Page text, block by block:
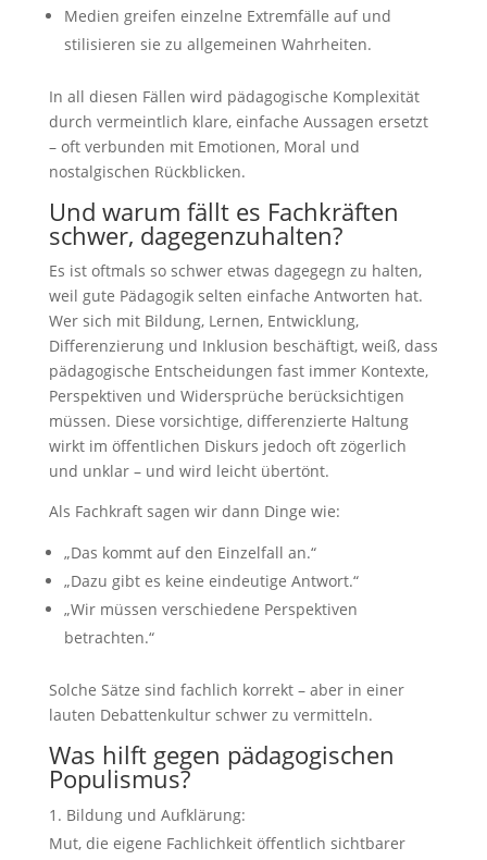
Medien greifen einzelne Extremfälle auf und
stilisieren sie zu allgemeinen Wahrheiten.
In all diesen Fällen wird pädagogische Komplexität
durch vermeintlich klare, einfache Aussagen ersetzt
– oft verbunden mit Emotionen, Moral und
nostalgischen Rückblicken.
Und warum fällt es Fachkräften
schwer, dagegenzuhalten?
Es ist oftmals so schwer etwas dagegegn zu halten,
weil gute Pädagogik selten einfache Antworten hat.
Wer sich mit Bildung, Lernen, Entwicklung,
Differenzierung und Inklusion beschäftigt, weiß, dass
pädagogische Entscheidungen fast immer Kontexte,
Perspektiven und Widersprüche berücksichtigen
müssen. Diese vorsichtige, differenzierte Haltung
wirkt im öffentlichen Diskurs jedoch oft zögerlich
und unklar – und wird leicht übertönt.
Als Fachkraft sagen wir dann Dinge wie:
„Das kommt auf den Einzelfall an.“
„Dazu gibt es keine eindeutige Antwort.“
„Wir müssen verschiedene Perspektiven
betrachten.“
Solche Sätze sind fachlich korrekt – aber in einer
lauten Debattenkultur schwer zu vermitteln.
Was hilft gegen pädagogischen
Populismus?
Bildung und Aufklärung:
Mut, die eigene Fachlichkeit öffentlich sichtbarer